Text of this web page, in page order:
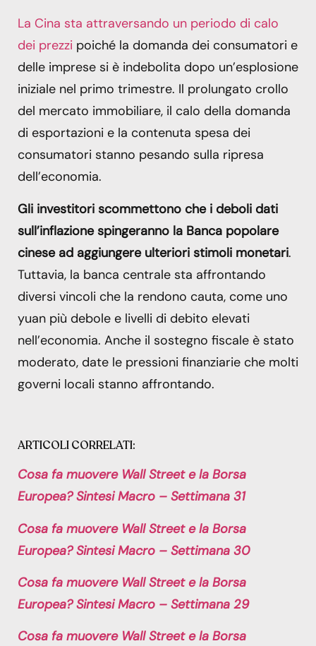
La Cina sta attraversando un periodo di calo
dei prezzi poiché la domanda dei consumatori e
delle imprese si è indebolita dopo un’esplosione
iniziale nel primo trimestre. Il prolungato crollo
del mercato immobiliare, il calo della domanda
di esportazioni e la contenuta spesa dei
consumatori stanno pesando sulla ripresa
dell’economia.
Gli investitori scommettono che i deboli dati
sull’inflazione spingeranno la Banca popolare
cinese ad aggiungere ulteriori stimoli monetari.
Tuttavia, la banca centrale sta affrontando
diversi vincoli che la rendono cauta, come uno
yuan più debole e livelli di debito elevati
nell’economia. Anche il sostegno fiscale è stato
moderato, date le pressioni finanziarie che molti
governi locali stanno affrontando.
ARTICOLI CORRELATI:
Cosa fa muovere Wall Street e la Borsa
Europea? Sintesi Macro – Settimana 31
Cosa fa muovere Wall Street e la Borsa
Europea? Sintesi Macro – Settimana 30
Cosa fa muovere Wall Street e la Borsa
Europea? Sintesi Macro – Settimana 29
Cosa fa muovere Wall Street e la Borsa